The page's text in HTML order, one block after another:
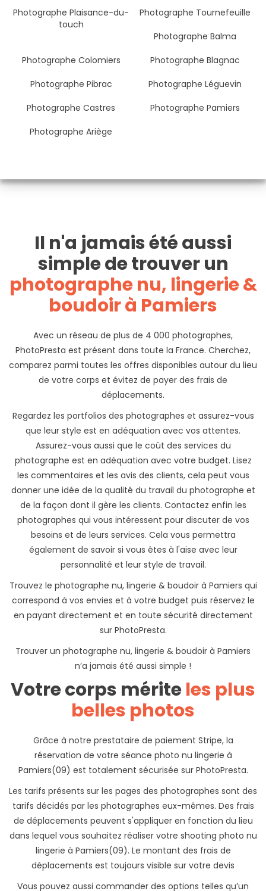
Photographe Plaisance-du-
touch
Photographe Tournefeuille
Photographe Balma
Photographe Colomiers
Photographe Blagnac
Photographe Pibrac
Photographe Léguevin
Photographe Castres
Photographe Pamiers
Photographe Ariège
Il n'a jamais été aussi
simple de trouver un
photographe nu, lingerie &
boudoir à Pamiers
Avec un réseau de plus de 4 000 photographes,
PhotoPresta est présent dans toute la France. Cherchez,
comparez parmi toutes les offres disponibles autour du lieu
de votre corps et évitez de payer des frais de
déplacements.
Regardez les portfolios des photographes et assurez-vous
que leur style est en adéquation avec vos attentes.
Assurez-vous aussi que le coût des services du
photographe est en adéquation avec votre budget. Lisez
les commentaires et les avis des clients, cela peut vous
donner une idée de la qualité du travail du photographe et
de la façon dont il gère les clients. Contactez enfin les
photographes qui vous intéressent pour discuter de vos
besoins et de leurs services. Cela vous permettra
également de savoir si vous êtes à l'aise avec leur
personnalité et leur style de travail.
Trouvez le photographe nu, lingerie & boudoir à Pamiers qui
correspond à vos envies et à votre budget puis réservez le
en payant directement et en toute sécurité directement
sur PhotoPresta.
Trouver un photographe nu, lingerie & boudoir à Pamiers
n’a jamais été aussi simple !
Votre corps mériteles plus
belles photos
Grâce à notre prestataire de paiement Stripe, la
réservation de votre séance photo nu lingerie à
Pamiers(09) est totalement sécurisée sur PhotoPresta.
Les tarifs présents sur les pages des photographes sont des
tarifs décidés par les photographes eux-mêmes. Des frais
de déplacements peuvent s'appliquer en fonction du lieu
dans lequel vous souhaitez réaliser votre shooting photo nu
lingerie à Pamiers(09). Le montant des frais de
déplacements est toujours visible sur votre devis
Vous pouvez aussi commander des options telles qu’un